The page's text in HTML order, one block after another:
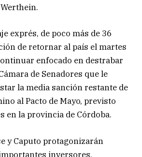
exprés, de poco más de 36
de retornar al país el martes
enfocado en destrabar
de Senadores que le
la media sanción restante de
al Pacto de Mayo, previsto
en la provincia de Córdoba.
y Caputo protagonizarán
inversores,